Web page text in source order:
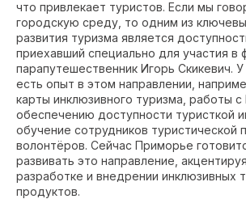
что привлекает туристов. Если мы
городскую среду, то одним из
развития туризма является
приехавший специально для участия в
парапутешественник Игорь Скикевич.
есть опыт в этом направлении,
карты инклюзивного туризма, работы
обеспечению доступности туристкой
обучение сотрудников туристической
волонтёров. Сейчас Приморье
развивать это направление,
разработке и внедрении инклюзивных
продуктов.